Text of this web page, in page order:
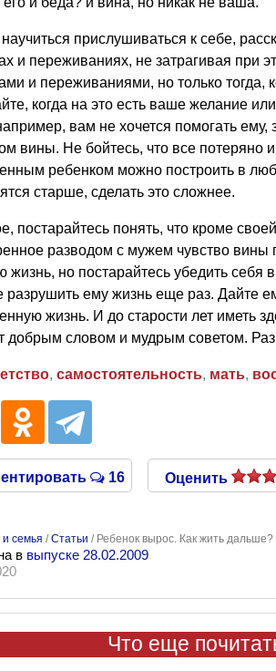
прислушиваться к себе,
и переживаниях, не затрагивая при
и переживаниями, но только тогда,
когда на это есть ваше желание
вам не хочется помогать ему,
вины. Не бойтесь, что все
ребенком можно построить в
старше, сделать это сложнее.
постарайтесь понять, что кроме
разводом с мужем чувство вины
жизнь, но постарайтесь убедить себя
разрушить ему жизнь еще раз. Дайте
жизнь. И до старости лет иметь
добрым словом и мудрым советом.
, самостоятельность, мать,
16 Оценить
семья /Статьи / Ребенок вырос. Как жить дальше?
в выпуске 28.02.2009
Что еще